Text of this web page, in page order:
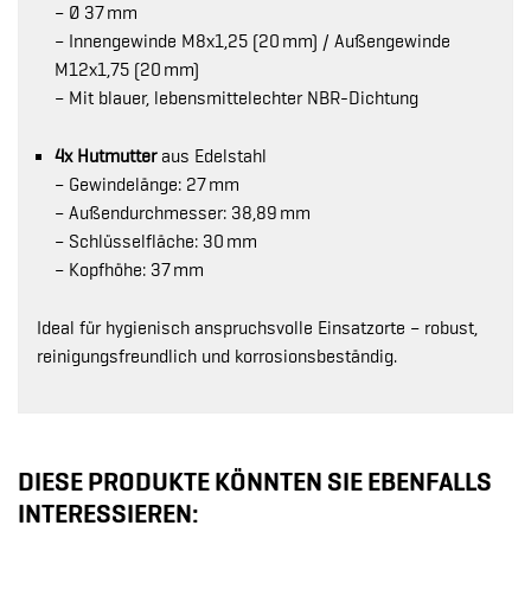
– Ø 37 mm
– Innengewinde M8x1,25 (20 mm) / Außengewinde
M12x1,75 (20 mm)
– Mit blauer, lebensmittelechter NBR-Dichtung
4x Hutmutteraus Edelstahl
– Gewindelänge: 27 mm
– Außendurchmesser: 38,89 mm
– Schlüsselfläche: 30 mm
– Kopfhöhe: 37 mm
Ideal für hygienisch anspruchsvolle Einsatzorte – robust,
reinigungsfreundlich und korrosionsbeständig.
DIESE PRODUKTE KÖNNTEN SIE EBENFALLS
INTERESSIEREN: